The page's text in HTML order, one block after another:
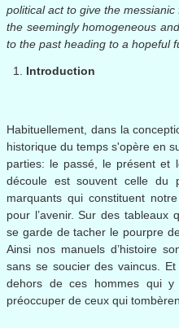
political act to give the
the seemingly homogeneous
to the past heading to a hopeful
Introduction
Habituellement dansla
historique du temps s'opère en
parties: le passé , le présent et
découle est souvent celle du
marquants qui constituent notre
pour l’avenir. Sur des tableaux
se gardedetacher le pourpre
Ainsi nos manuels d’histoire
sans se soucierdesvaincus .
dehors deces hommesqui
préoccuper de ceux qui